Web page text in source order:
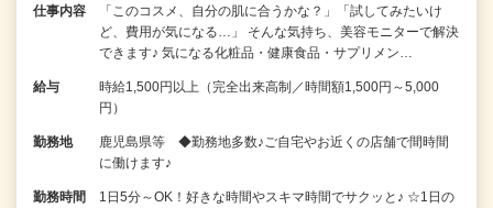
仕事内容
「このコスメ、自分の肌に合うかな？」「試してみたいけ
ど、費用が気になる…」 そんな気持ち、美容モニターで解決
できます♪ 気になる化粧品・健康食品・サプリメン…
給与
時給1,500円以上（完全出来高制／時間額1,500円～5,000
円）
勤務地
鹿児島県等 ◆勤務地多数♪ご自宅やお近くの店舗で間時間
に働けます♪
勤務時間
1日5分～OK！好きな時間やスキマ時間でサクッと♪ ☆1日の